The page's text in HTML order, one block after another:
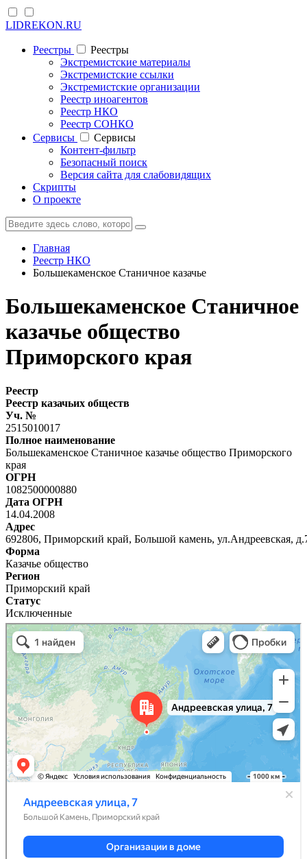
LIDREKON.RU
Реестры
Реестры
Экстремистские материалы
Экстремистские ссылки
Экстремистские организации
Реестр иноагентов
Реестр НКО
Реестр СОНКО
Cервисы
Cервисы
Контент-фильтр
Безопасный поиск
Версия сайта для слабовидящих
Скрипты
О проекте
Главная
Реестр НКО
Большекаменское Станичное казачье
Большекаменское Станичное
казачье общество
Приморского края
Реестр
Реестр казачьих обществ
Уч. №
2515010017
Полное наименование
Большекаменское Станичное казачье общество Приморского
края
ОГРН
1082500000880
Дата ОГРН
14.04.2008
Адрес
692806, Приморский край, Большой камень, ул.Андреевская,
Форма
Казачье общество
Регион
Приморский край
Статус
Исключенные